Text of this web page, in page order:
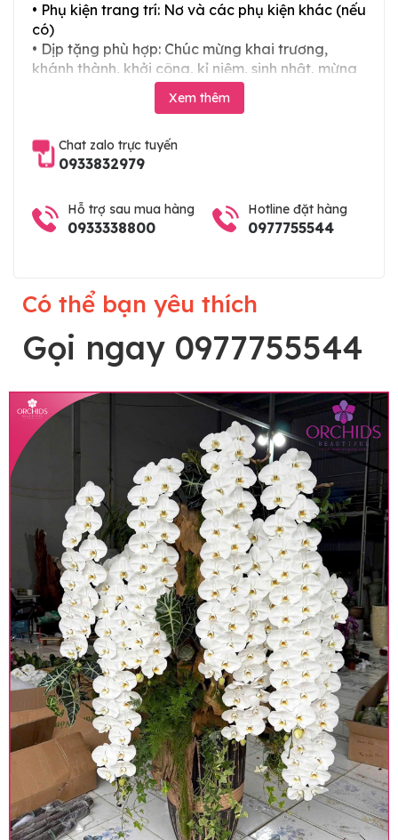
• Phụ kiện trang trí: Nơ và các phụ kiện khác (nếu
có)
• Dịp tặng phù hợp: Chúc mừng khai trương,
khánh thành, khởi công, kỉ niệm, sinh nhật, mừng
thọ, mừng cưới, tân gia và các ngày lễ tết trong
năm. Hoặc làm chậu hoa lan chia buồn, hoa lan
Lưu ý trước khi đặt hàng
• Về cây hoa: Một chậu hoa lan hồ điệp đẹp và
hoàn chỉnh sẽ được phối ghép từ nhiều cây hoa
và tạo dáng hoàn toàn thủ công nên có thể sẽ
khác nhau đôi chút giữa sản phẩm thực tế và
trên hình. Cây hoa lan còn phụ thuộc theo mùa
và điều kiện khách quan, tùy vào thời điểm hoa
nở nhiều, nở ít khi shop có sẵn nên sẽ thay đổi về
độ dầy hoa, thưa hoa và cách trang trí.
• Về kiểu dáng & phụ kiện: Beautiful Orchids cam
kết sản phẩm được thực hiện dựa trên mẫu đã
chọn với mức độ giống mẫu khoảng 80-90%, nếu
có thay đổi về màu sắc hoa và kiểu chậu cũng
như phụ kiện trang trí chúng tôi sẽ chủ động liên
lạc với khách hàng để thông báo và tư vấn loại
hoa và phụ kiện thay thế, vẫn giữ nguyên mức
giá không thay đổi. Trường hợp không đủ thời
Xem thêm
Chat zalo trực tuyến
0933832979
Hỗ trợ sau mua hàng
0933338800
Hotline đặt hàng
0977755544
Có thể bạn yêu thích
Gọi ngay 0977755544